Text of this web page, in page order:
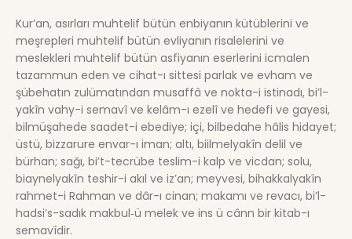
Kur’an, asırları muhtelif bütün enbiyanın kütüblerini ve
meşrepleri muhtelif bütün evliyanın risalelerini ve
meslekleri muhtelif bütün asfiyanın eserlerini icmalen
tazammun eden ve cihat-ı sittesi parlak ve evham ve
şübehatın zulümatından musaffâ ve nokta-i istinadı, bi’l-
yakîn vahy-i semavî ve kelâm-ı ezelî ve hedefi ve gayesi,
bilmüşahede saadet-i ebediye; içi, bilbedahe hâlis hidayet;
üstü, bizzarure envar-ı iman; altı, biilmelyakîn delil ve
bürhan; sağı, bi’t-tecrübe teslim-i kalp ve vicdan; solu,
biaynelyakîn teshir-i akıl ve iz’an; meyvesi, bihakkalyakîn
rahmet-i Rahman ve dâr-ı cinan; makamı ve revacı, bi’l-
hadsi’s-sadık makbul‑ü melek ve ins ü cânn bir kitab-ı
semavîdir.